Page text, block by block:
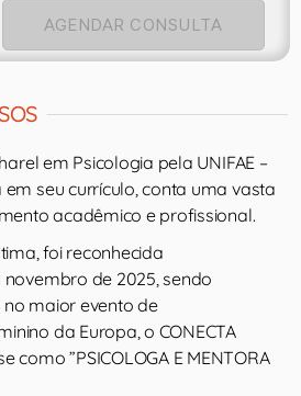
AGENDAR CONSULTA
em Psicologia pela UNIFAE –
seu currículo, conta uma vasta
acadêmico e profissional.
foi reconhecida
de 2025, sendo
maior evento de
da Europa, o CONECTA
como ”PSICOLOGA E MENTORA